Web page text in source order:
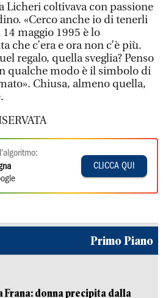
Licheri coltivava con passione
«Cerco anche io di tenerli
maggio 1995 è lo
che c’era e ora non c’è più.
regalo, quella sveglia? Penso
qualche modo è il simbolo di
Chiusa, almeno quella,
CLICCA QUI
Primo Piano
Frana: donna precipita dalla